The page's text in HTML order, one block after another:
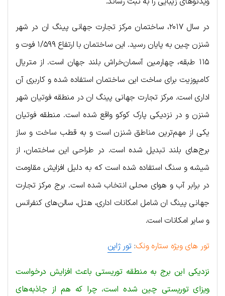
در سال ۲۰۱۷، ساختمان مرکز تجارت جهانی پینگ ان در شهر
شنزن چین به پایان رسید. این ساختمان با ارتفاع ۱/۵۹۹ فوت و
۱۱۵ طبقه، چهارمین آسمان‌خراش بلند جهان است. از متریال
کامپوزیت برای ساخت این ساختمان استفاده شده و کاربری آن
اداری است. مرکز تجارت جهانی پینگ ان در منطقه فوتیان شهر
شنزن و در نزدیکی پارک کوکو واقع شده است. منطقه فوتیان
یکی از مهم‌ترین مناطق شنزن است و به قطب ساخت و ساز
برج‌های بلند تبدیل شده است. در طراحی این ساختمان، از
شیشه و سنگ استفاده شده است که به دلیل افزایش مقاومت
در برابر آب و هوای محلی انتخاب شده است. برج مرکز تجارت
جهانی پینگ ان شامل امکانات اداری، هتل، سالن‌های کنفرانس
و سایر امکانات است.
تور های ویژه ستاره ونک: تور ژاپن
نزدیکی این برج به منطقه توریستی باعث افزایش درخواست
ویزای توریستی چین شده است، چرا که هم از جاذبه‌های